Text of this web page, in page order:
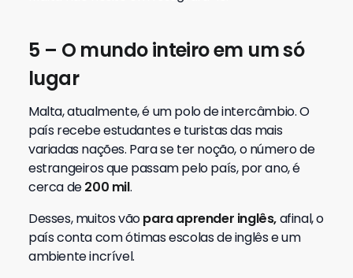
5 – O mundo inteiro em um só
lugar
Malta, atualmente, é um polo de intercâmbio. O
país recebe estudantes e turistas das mais
variadas nações. Para se ter noção, o número de
estrangeiros que passam pelo país, por ano, é
cerca de200 mil.
Desses, muitos vãopara aprender inglês,afinal, o
país conta com ótimas escolas de inglês e um
ambiente incrível.